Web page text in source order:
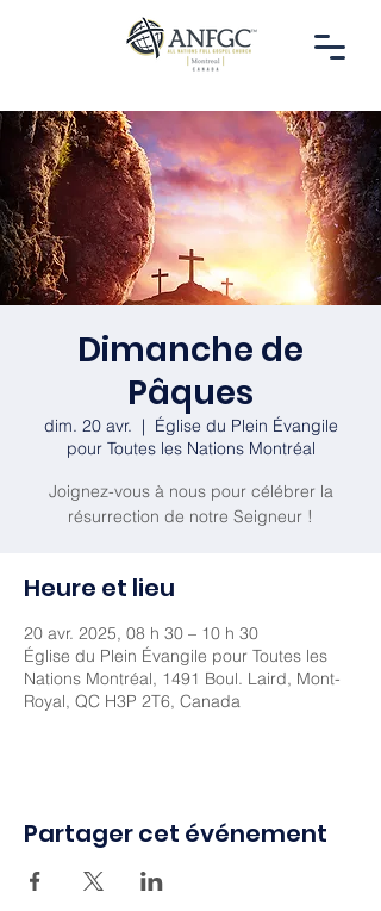
Dimanche de
Pâques
dim. 20 avr.
  |
Église du Plein Évangile
pour Toutes les Nations Montréal
Joignez-vous à nous pour célébrer la
résurrection de notre Seigneur !
Heure et lieu
20 avr. 2025, 08 h 30 – 10 h 30
Église du Plein Évangile pour Toutes les
Nations Montréal, 1491 Boul. Laird, Mont-
Royal, QC H3P 2T6, Canada
Partager cet événement